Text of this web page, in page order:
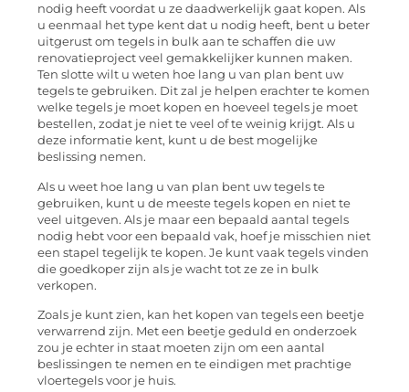
nodig heeft voordat u ze daadwerkelijk gaat kopen. Als
u eenmaal het type kent dat u nodig heeft, bent u beter
uitgerust om tegels in bulk aan te schaffen die uw
renovatieproject veel gemakkelijker kunnen maken.
Ten slotte wilt u weten hoe lang u van plan bent uw
tegels te gebruiken. Dit zal je helpen erachter te komen
welke tegels je moet kopen en hoeveel tegels je moet
bestellen, zodat je niet te veel of te weinig krijgt. Als u
deze informatie kent, kunt u de best mogelijke
beslissing nemen.
Als u weet hoe lang u van plan bent uw tegels te
gebruiken, kunt u de meeste tegels kopen en niet te
veel uitgeven. Als je maar een bepaald aantal tegels
nodig hebt voor een bepaald vak, hoef je misschien niet
een stapel tegelijk te kopen. Je kunt vaak tegels vinden
die goedkoper zijn als je wacht tot ze ze in bulk
verkopen.
Zoals je kunt zien, kan het kopen van tegels een beetje
verwarrend zijn. Met een beetje geduld en onderzoek
zou je echter in staat moeten zijn om een ​​aantal
beslissingen te nemen en te eindigen met prachtige
vloertegels voor je huis.